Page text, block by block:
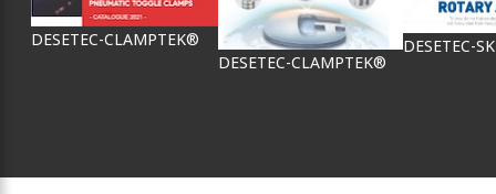
DESETEC-CLAMPTEK®
DESETEC-CLAMPTEK®
DESETEC-